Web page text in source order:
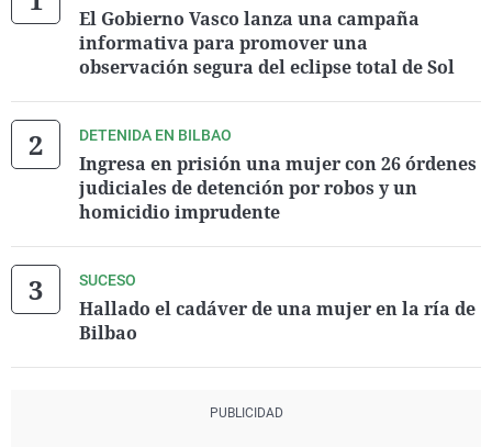
El Gobierno Vasco lanza una campaña
informativa para promover una
observación segura del eclipse total de Sol
DETENIDA EN BILBAO
Ingresa en prisión una mujer con 26 órdenes
judiciales de detención por robos y un
homicidio imprudente
SUCESO
Hallado el cadáver de una mujer en la ría de
Bilbao